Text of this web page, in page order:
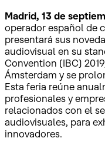
Madrid, 13 de
operador español de
presentará sus
audiovisual en su
Convention (IBC)
Ámsterdam y se
Esta feria reúne
profesionales y
relacionados con el
audiovisuales, para
innovadores.